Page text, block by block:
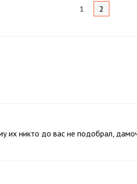
1 2
их никто до вас не подобрал,